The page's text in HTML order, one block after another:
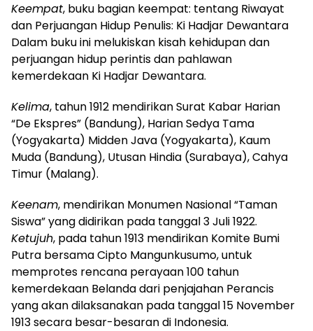
Keempat, buku bagian keempat: tentang Riwayat
dan Perjuangan Hidup Penulis: Ki Hadjar Dewantara
Dalam buku ini melukiskan kisah kehidupan dan
perjuangan hidup perintis dan pahlawan
kemerdekaan Ki Hadjar Dewantara.
Kelima, tahun 1912 mendirikan Surat Kabar Harian
“De Ekspres” (Bandung), Harian Sedya Tama
(Yogyakarta) Midden Java (Yogyakarta), Kaum
Muda (Bandung), Utusan Hindia (Surabaya), Cahya
Timur (Malang).
Keenam, mendirikan Monumen Nasional “Taman
Siswa” yang didirikan pada tanggal 3 Juli 1922.
Ketujuh, pada tahun 1913 mendirikan Komite Bumi
Putra bersama Cipto Mangunkusumo, untuk
memprotes rencana perayaan 100 tahun
kemerdekaan Belanda dari penjajahan Perancis
yang akan dilaksanakan pada tanggal 15 November
1913 secara besar-besaran di Indonesia.